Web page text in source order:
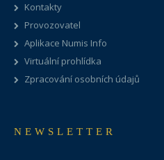
Kontakty
Provozovatel
Aplikace Numis Info
Virtuální prohlídka
Zpracování osobních údajů
NEWSLETTER